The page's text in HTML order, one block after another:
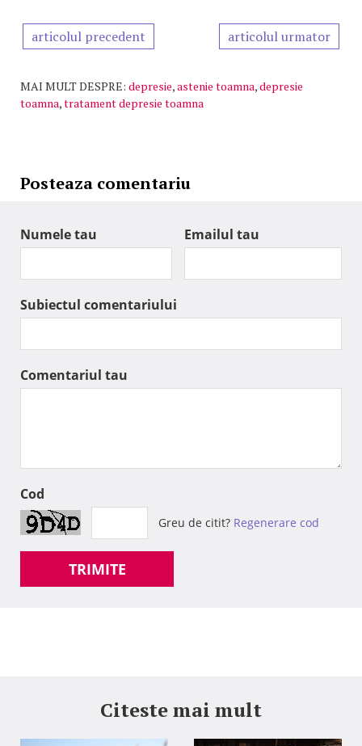
articolul precedent articolul urmator
MAI MULT DESPRE: depresie,astenie toamna,depresie
toamna,tratament depresie toamna
Posteaza comentariu
Numele tau Emailul tau
Subiectul comentariului
Comentariul tau
Cod
Greu de citit? Regenerare cod
TRIMITE
Citeste mai mult